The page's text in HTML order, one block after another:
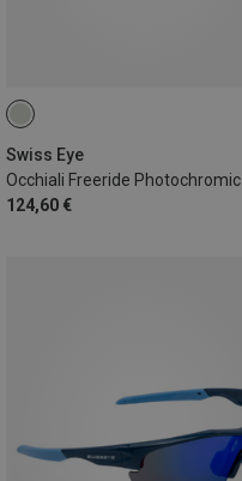
Swiss Eye
Occhiali Freeride Photochromic
124,60 €